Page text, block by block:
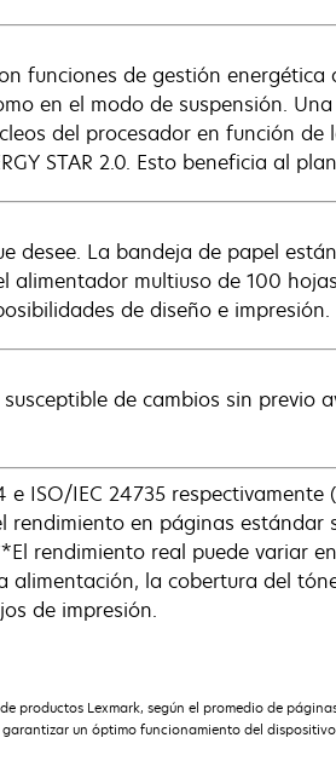
funciones de gestión energética
en el modo de suspensión.
del procesador en función
STAR 2.0. Esto beneficia al
desee. La bandeja de papel
alimentador multiuso de 100
de diseño e impresión.
de cambios sin previo
ISO/IEC 24735 respectivamente
en páginas estándar
rendimiento real puede variar
la cobertura del
de impresión.
productos Lexmark, según el promedio de
un óptimo funcionamiento del